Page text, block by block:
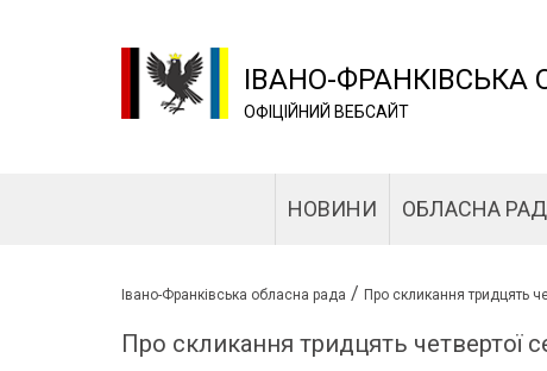
ІВАНО-
ОФІЦІЙНИЙ ВЕБСАЙТ
НОВИНИ ОБЛАСНА
Івано-Франківська обласна рада / Про скликання тридцять
Про скликання тридцять четвертої